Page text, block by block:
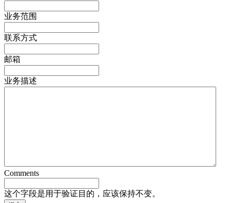
业务范围
联系方式
邮箱
业务描述
Comments
这个字段是用于验证目的，应该保持不变。